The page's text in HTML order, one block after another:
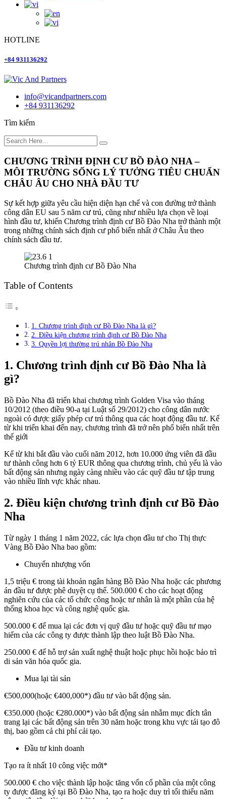
HOTLINE
+84 931136292
info@vicandpartners.com
+84 931136292
Tìm kiếm
CHƯƠNG TRÌNH ĐỊNH CƯ BỒ ĐÀO NHA –
MÔI TRƯỜNG SỐNG LÝ TƯỞNG TIÊU CHUẨN
CHÂU ÂU CHO NHÀ ĐẦU TƯ
Sự kết hợp giữa yêu cầu hiện diện hạn chế và con đường trở thành
công dân EU sau 5 năm cư trú, cũng như nhiều lựa chọn về loại
hình đầu tư, khiến Chương trình định cư Bồ Đào Nha trở thành một
trong những chính sách định cư phổ biến nhất ở Châu Âu theo
chính sách đầu tư.
Chương trình định cư Bồ Đào Nha
Table of Contents
1. Chương trình định cư Bồ Đào Nha là gì?
2. Điều kiện chương trình định cư Bồ Đào Nha
3. Quyền lợi thường trú nhân Bồ Đào Nha
1. Chương trình định cư Bồ Đào Nha là
gì?
Bồ Đào Nha đã triển khai chương trình Golden Visa vào tháng
10/2012 (theo điều 90-a tại Luật số 29/2012) cho công dân nước
ngoài có được giấy phép cư trú thông qua các hoạt động đầu tư. Kể
từ khi triển khai đến nay, chương trình đã trở nên phổ biến nhất trên
thế giới
Kể từ khi bắt đầu vào cuối năm 2012, hơn 10.000 ứng viên đã đầu
tư thành công hơn 6 tỷ EUR thông qua chương trình, chủ yếu là vào
bất động sản nhưng ngày càng nhiều vào các quỹ đầu tư tập trung
vào nhiều lĩnh vực khác nhau.
2. Điều kiện chương trình định cư Bồ Đào
Nha
Từ ngày 1 tháng 1 năm 2022, các lựa chọn đầu tư cho Thị thực
Vàng Bồ Đào Nha bao gồm:
Chuyển nhượng vốn
1,5 triệu € trong tài khoản ngân hàng Bồ Đào Nha hoặc các phương
án đầu tư được phê duyệt cụ thể. 500.000 € cho các hoạt động
nghiên cứu của các tổ chức công hoặc tư nhân là một phần của hệ
thống khoa học và công nghệ quốc gia.
500.000 € để mua lại các đơn vị quỹ đầu tư hoặc quỹ đầu tư mạo
hiểm của các công ty được thành lập theo luật Bồ Đào Nha.
250.000 € để hỗ trợ sản xuất nghệ thuật hoặc phục hồi hoặc bảo trì
di sản văn hóa quốc gia.
Mua lại tài sản
€500,000(hoặc €400,000*) đầu tư vào bất động sản.
€350.000 (hoặc €280.000*) vào bất động sản nhằm mục đích tân
trang lại các bất động sản trên 30 năm hoặc trong khu vực tái tạo đô
thị, bao gồm cả chi phí cải tạo.
Đầu tư kinh doanh
Tạo ra ít nhất 10 công việc mới*
500.000 € cho việc thành lập hoặc tăng vốn cổ phần của một công
ty được đăng ký tại Bồ Đào Nha, tạo ra hoặc duy trì tối thiểu năm